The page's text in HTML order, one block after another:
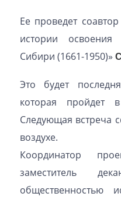
Ее проведет
истории
Сибири (1661-1950)»
Это будет
которая пройдет
Следующая встреча
воздухе.
Координатор
заместитель
общественностью